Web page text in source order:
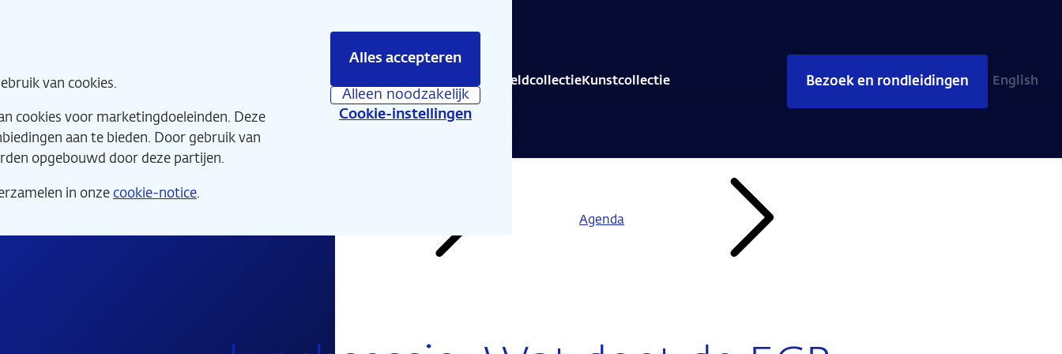
van cookies.
cookies voor marketingdoeleinden. Deze
aan te bieden. Door gebruik van
opgebouwd door deze partijen.
in onze cookie-notice.
Alles accepteren
Alleen noodzakelijk
Cookie-instellingen
Wat is er te beleven Educatie GeldcollectieKunstcollectie Bezoek en rondleidingen English
Agenda